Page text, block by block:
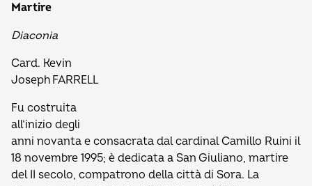
Martire
Diaconia
Card. Kevin
Joseph FARRELL
Fu costruita
all’inizio degli
anni novanta e consacrata dal cardinal Camillo Ruini il
18 novembre 1995; è dedicata a San Giuliano, martire
del II secolo, compatrono della città di Sora. La